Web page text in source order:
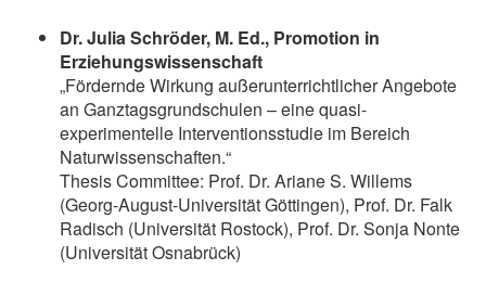
Dr. Julia Schröder, M. Ed., Promotion in
Erziehungswissenschaft
„Fördernde Wirkung außerunterrichtlicher Angebote
an Ganztagsgrundschulen – eine quasi-
experimentelle Interventionsstudie im Bereich
Naturwissenschaften.“
Thesis Committee: Prof. Dr. Ariane S. Willems
(Georg-August-Universität Göttingen), Prof. Dr. Falk
Radisch (Universität Rostock), Prof. Dr. Sonja Nonte
(Universität Osnabrück)